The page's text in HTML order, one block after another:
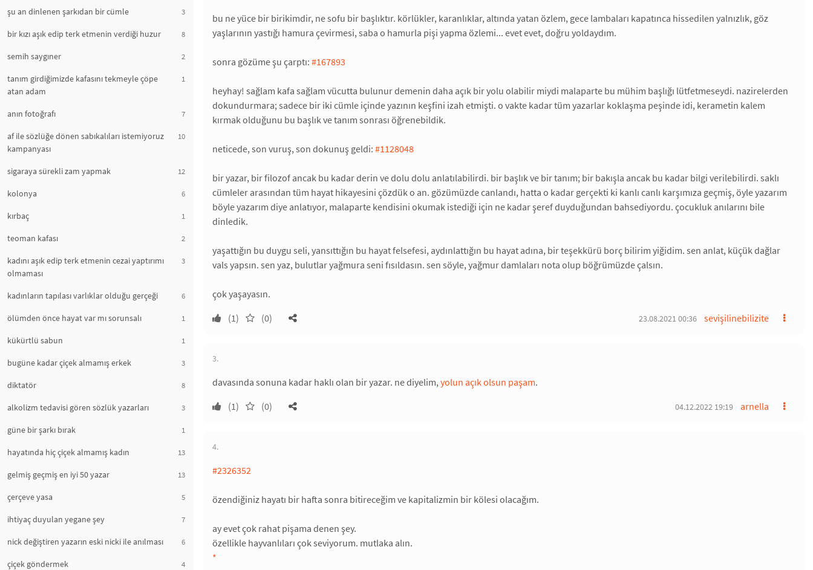
şu an dinlenen şarkıdan bir cümle 3
bir kızı aşık edip terk etmenin verdiği huzur 8
semih saygıner 2
tanım girdiğimizde kafasını tekmeyle çöpe
atan adam
1
anın fotoğrafı 7
af ile sözlüğe dönen sabıkalıları istemiyoruz
kampanyası
10
sigaraya sürekli zam yapmak 12
kolonya 6
kırbaç 1
teoman kafası 2
kadını aşık edip terk etmenin cezai yaptırımı
olmaması
3
kadınların tapılası varlıklar olduğu gerçeği 6
ölümden önce hayat var mı sorunsalı 1
kükürtlü sabun 1
bugüne kadar çiçek almamış erkek 3
diktatör 8
alkolizm tedavisi gören sözlük yazarları 3
güne bir şarkı bırak 1
hayatında hiç çiçek almamış kadın 13
gelmiş geçmiş en iyi 50 yazar 13
çerçeve yasa 5
ihtiyaç duyulan yegane şey 7
nick değiştiren yazarın eski nicki ile anılması 6
çiçek göndermek 4
bu ne yüce bir birikimdir, ne sofu bir başlıktır. körlükler, karanlıklar, altında yatan özlem, gece lambaları kapatınca hissedilen yalnızlık, göz
yaşlarının yastığı hamura çevirmesi, saba o hamurla pişi yapma özlemi... evet evet, doğru yoldaydım.
sonra gözüme şu çarptı: #167893
heyhay! sağlam kafa sağlam vücutta bulunur demenin daha açık bir yolu olabilir miydi malaparte bu mühim başlığı lütfetmeseydi. nazirelerden
dokundurmara; sadece bir iki cümle içinde yazının keşfini izah etmişti. o vakte kadar tüm yazarlar koklaşma peşinde idi, kerametin kalem
kırmak olduğunu bu başlık ve tanım sonrası öğrenebildik.
neticede, son vuruş, son dokunuş geldi: #1128048
bir yazar, bir filozof ancak bu kadar derin ve dolu dolu anlatılabilirdi. bir başlık ve bir tanım; bir bakışla ancak bu kadar bilgi verilebilirdi. saklı
cümleler arasından tüm hayat hikayesini çözdük o an. gözümüzde canlandı, hatta o kadar gerçekti ki kanlı canlı karşımıza geçmiş, öyle yazarım
böyle yazarım diye anlatıyor, malaparte kendisini okumak istediği için ne kadar şeref duyduğundan bahsediyordu. çocukluk anılarını bile
dinledik.
yaşattığın bu duygu seli, yansıttığın bu hayat felsefesi, aydınlattığın bu hayat adına, bir teşekkürü borç bilirim yiğidim. sen anlat, küçük dağlar
vals yapsın. sen yaz, bulutlar yağmura seni fısıldasın. sen söyle, yağmur damlaları nota olup böğrümüzde çalsın.
çok yaşayasın.
(1)
(0) sevişilinebilizite
23.08.2021 00:36
3.
davasında sonuna kadar haklı olan bir yazar. ne diyelim,yolun açık olsun paşam.
(1)
(0) arnella
04.12.2022 19:19
4.
#2326352
özendiğiniz hayatı bir hafta sonra bitireceğim ve kapitalizmin bir kölesi olacağım.
ay evet çok rahat pişama denen şey.
özellikle hayvanlıları çok seviyorum. mutlaka alın.
*